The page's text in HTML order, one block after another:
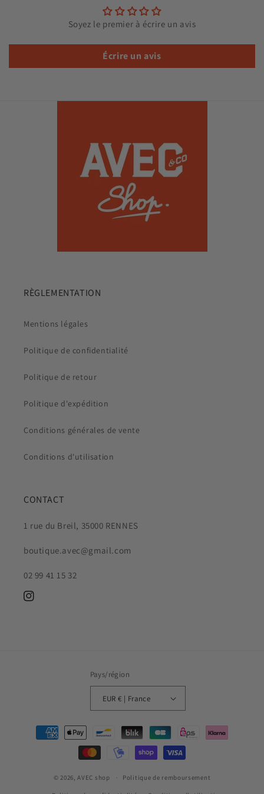
Soyez le premier à écrire un avis
Écrire un avis
RÈGLEMENTATION
Mentions légales
Politique de confidentialité
Politique de retour
Politique d'expédition
Conditions générales de vente
Conditions d'utilisation
CONTACT
1 rue du Breil, 35000 RENNES
boutique.avec@gmail.com
02 99 41 15 32
Instagram
Pays/région
EUR € | France
Moyens
© 2026,AVEC shop Politique de remboursement